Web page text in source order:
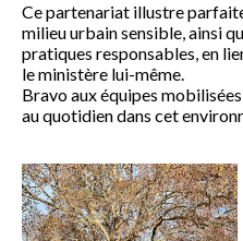
Ce partenariat illustre
milieu urbain sensible, ainsi
pratiques responsables, en
le ministère lui-même.
Bravo aux équipes
au quotidien dans cet